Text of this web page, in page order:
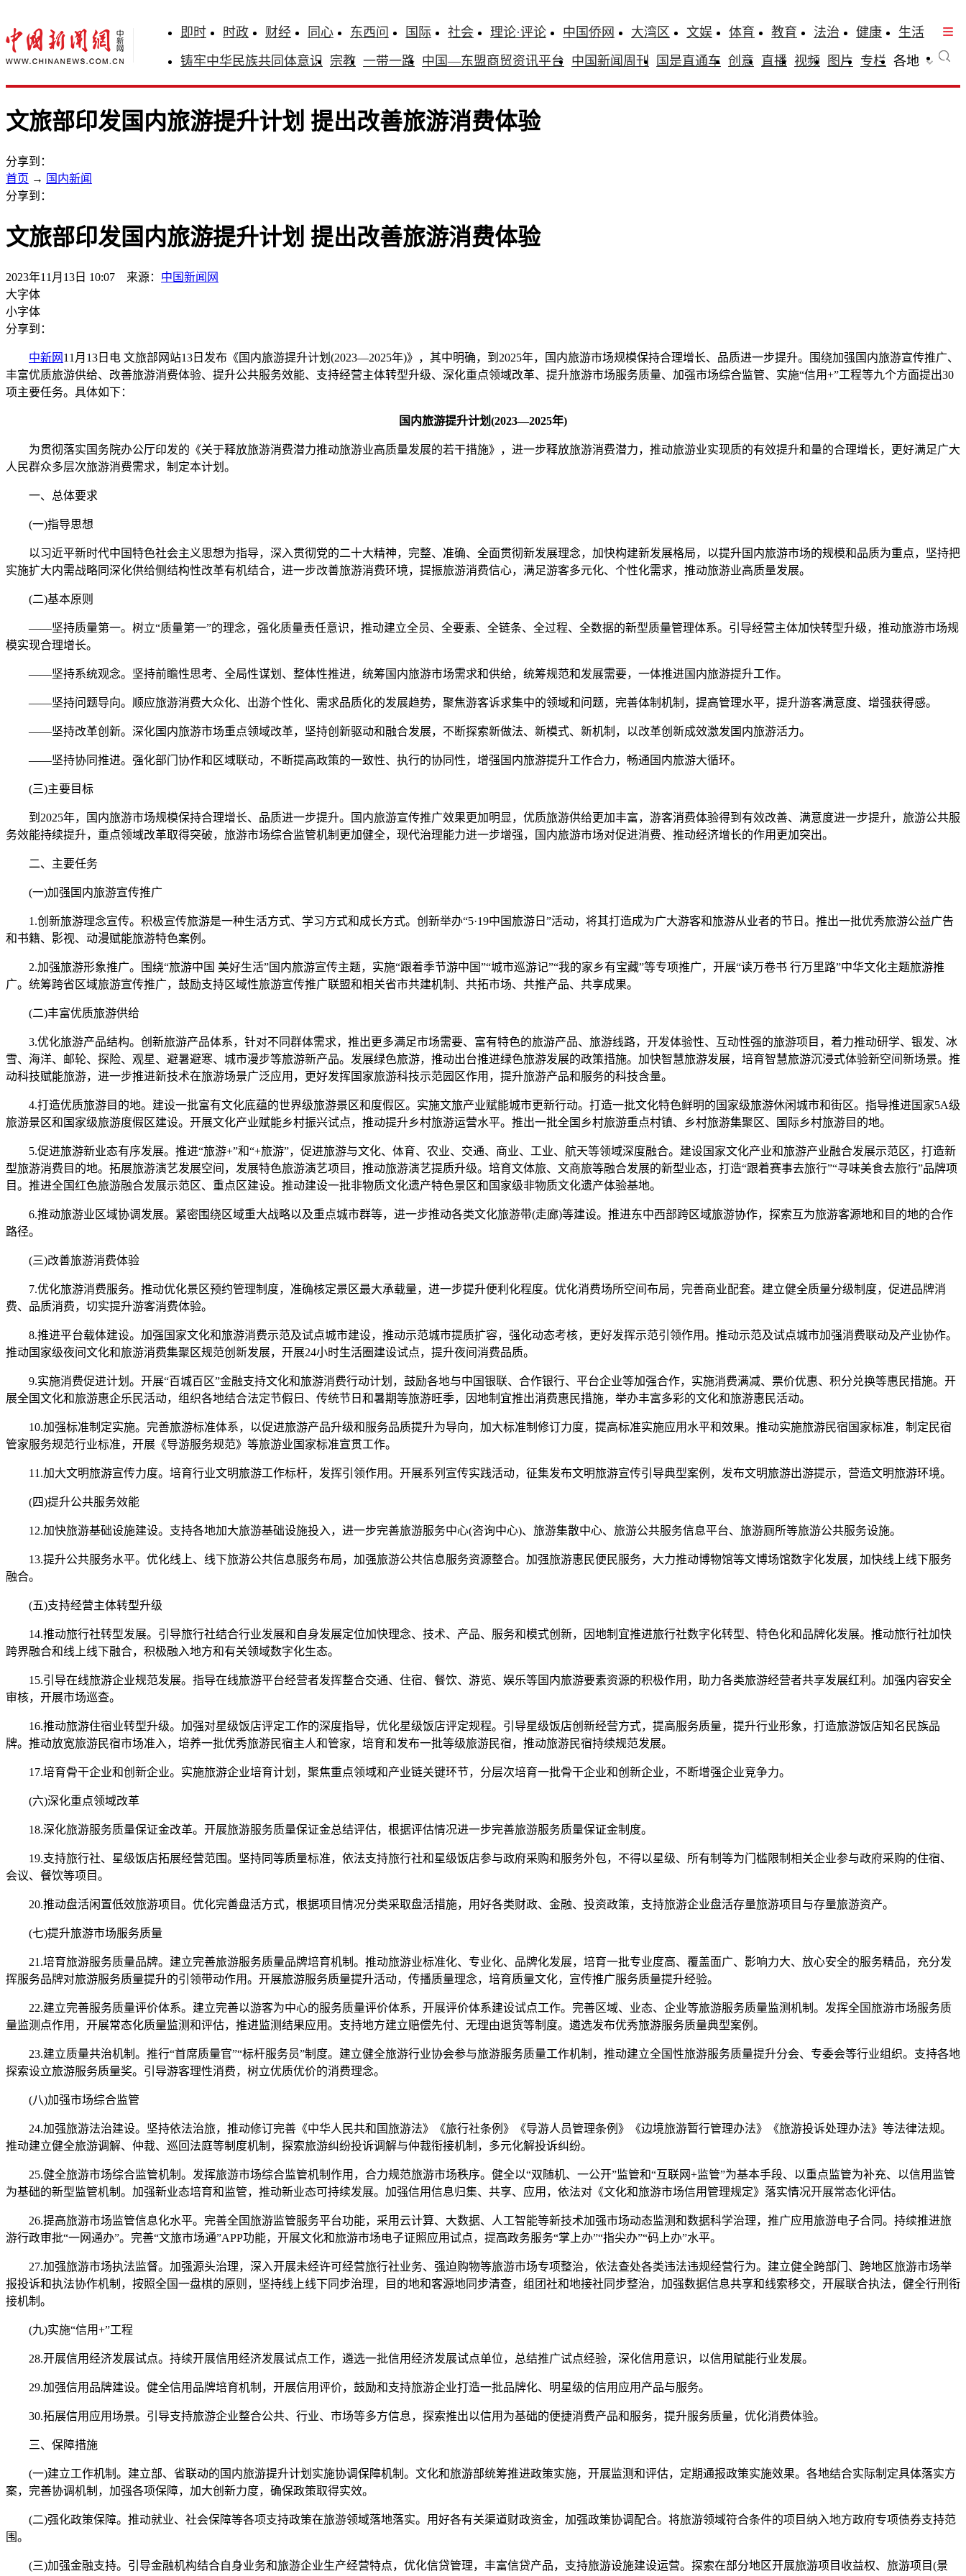
即时 时政 财经 同心 东西问 国际 社会 理论·评论 中国侨网 大湾区 文娱 体育 教育 法治 健康
生活
铸牢中华民族共同体意识 宗教 一带一路 中国—东盟商贸资讯平台 中国新闻周刊 国是直通车 创意 直播 视频 图片 专栏 各地
文旅部印发国内旅游提升计划 提出改善旅游消费体验
分享到：
首页 → 国内新闻
分享到：
文旅部印发国内旅游提升计划 提出改善旅游消费体验
2023年11月13日 10:07 来源： 中国新闻网
大字体
小字体
分享到：
中新网 11月13日电 文旅部网站13日发布《国内旅游提升计划(2023—2025年)》，其中明确，到2025年，国内旅游市场规模保持合理增长、品质进一步提升。围绕加强国内旅游宣传推广、
丰富优质旅游供给、改善旅游消费体验、提升公共服务效能、支持经营主体转型升级、深化重点领域改革、提升旅游市场服务质量、加强市场综合监管、实施“信用+”工程等九个方面提出30
项主要任务。具体如下：
国内旅游提升计划(2023—2025年)
为贯彻落实国务院办公厅印发的《关于释放旅游消费潜力推动旅游业高质量发展的若干措施》，进一步释放旅游消费潜力，推动旅游业实现质的有效提升和量的合理增长，更好满足广大
人民群众多层次旅游消费需求，制定本计划。
一、总体要求
(一)指导思想
以习近平新时代中国特色社会主义思想为指导，深入贯彻党的二十大精神，完整、准确、全面贯彻新发展理念，加快构建新发展格局，以提升国内旅游市场的规模和品质为重点，坚持把
实施扩大内需战略同深化供给侧结构性改革有机结合，进一步改善旅游消费环境，提振旅游消费信心，满足游客多元化、个性化需求，推动旅游业高质量发展。
(二)基本原则
——坚持质量第一。树立“质量第一”的理念，强化质量责任意识，推动建立全员、全要素、全链条、全过程、全数据的新型质量管理体系。引导经营主体加快转型升级，推动旅游市场规
模实现合理增长。
——坚持系统观念。坚持前瞻性思考、全局性谋划、整体性推进，统筹国内旅游市场需求和供给，统筹规范和发展需要，一体推进国内旅游提升工作。
——坚持问题导向。顺应旅游消费大众化、出游个性化、需求品质化的发展趋势，聚焦游客诉求集中的领域和问题，完善体制机制，提高管理水平，提升游客满意度、增强获得感。
——坚持改革创新。深化国内旅游市场重点领域改革，坚持创新驱动和融合发展，不断探索新做法、新模式、新机制，以改革创新成效激发国内旅游活力。
——坚持协同推进。强化部门协作和区域联动，不断提高政策的一致性、执行的协同性，增强国内旅游提升工作合力，畅通国内旅游大循环。
(三)主要目标
到2025年，国内旅游市场规模保持合理增长、品质进一步提升。国内旅游宣传推广效果更加明显，优质旅游供给更加丰富，游客消费体验得到有效改善、满意度进一步提升，旅游公共服
务效能持续提升，重点领域改革取得突破，旅游市场综合监管机制更加健全，现代治理能力进一步增强，国内旅游市场对促进消费、推动经济增长的作用更加突出。
二、主要任务
(一)加强国内旅游宣传推广
1.创新旅游理念宣传。积极宣传旅游是一种生活方式、学习方式和成长方式。创新举办“5·19中国旅游日”活动，将其打造成为广大游客和旅游从业者的节日。推出一批优秀旅游公益广告
和书籍、影视、动漫赋能旅游特色案例。
2.加强旅游形象推广。围绕“旅游中国 美好生活”国内旅游宣传主题，实施“跟着季节游中国”“城市巡游记”“我的家乡有宝藏”等专项推广，开展“读万卷书 行万里路”中华文化主题旅游推
广。统筹跨省区域旅游宣传推广，鼓励支持区域性旅游宣传推广联盟和相关省市共建机制、共拓市场、共推产品、共享成果。
(二)丰富优质旅游供给
3.优化旅游产品结构。创新旅游产品体系，针对不同群体需求，推出更多满足市场需要、富有特色的旅游产品、旅游线路，开发体验性、互动性强的旅游项目，着力推动研学、银发、冰
雪、海洋、邮轮、探险、观星、避暑避寒、城市漫步等旅游新产品。发展绿色旅游，推动出台推进绿色旅游发展的政策措施。加快智慧旅游发展，培育智慧旅游沉浸式体验新空间新场景。推
动科技赋能旅游，进一步推进新技术在旅游场景广泛应用，更好发挥国家旅游科技示范园区作用，提升旅游产品和服务的科技含量。
4.打造优质旅游目的地。建设一批富有文化底蕴的世界级旅游景区和度假区。实施文旅产业赋能城市更新行动。打造一批文化特色鲜明的国家级旅游休闲城市和街区。指导推进国家5A级
旅游景区和国家级旅游度假区建设。开展文化产业赋能乡村振兴试点，推动提升乡村旅游运营水平。推出一批全国乡村旅游重点村镇、乡村旅游集聚区、国际乡村旅游目的地。
5.促进旅游新业态有序发展。推进“旅游+”和“+旅游”，促进旅游与文化、体育、农业、交通、商业、工业、航天等领域深度融合。建设国家文化产业和旅游产业融合发展示范区，打造新
型旅游消费目的地。拓展旅游演艺发展空间，发展特色旅游演艺项目，推动旅游演艺提质升级。培育文体旅、文商旅等融合发展的新型业态，打造“跟着赛事去旅行”“寻味美食去旅行”品牌项
目。推进全国红色旅游融合发展示范区、重点区建设。推动建设一批非物质文化遗产特色景区和国家级非物质文化遗产体验基地。
6.推动旅游业区域协调发展。紧密围绕区域重大战略以及重点城市群等，进一步推动各类文化旅游带(走廊)等建设。推进东中西部跨区域旅游协作，探索互为旅游客源地和目的地的合作
路径。
(三)改善旅游消费体验
7.优化旅游消费服务。推动优化景区预约管理制度，准确核定景区最大承载量，进一步提升便利化程度。优化消费场所空间布局，完善商业配套。建立健全质量分级制度，促进品牌消
费、品质消费，切实提升游客消费体验。
8.推进平台载体建设。加强国家文化和旅游消费示范及试点城市建设，推动示范城市提质扩容，强化动态考核，更好发挥示范引领作用。推动示范及试点城市加强消费联动及产业协作。
推动国家级夜间文化和旅游消费集聚区规范创新发展，开展24小时生活圈建设试点，提升夜间消费品质。
9.实施消费促进计划。开展“百城百区”金融支持文化和旅游消费行动计划，鼓励各地与中国银联、合作银行、平台企业等加强合作，实施消费满减、票价优惠、积分兑换等惠民措施。开
展全国文化和旅游惠企乐民活动，组织各地结合法定节假日、传统节日和暑期等旅游旺季，因地制宜推出消费惠民措施，举办丰富多彩的文化和旅游惠民活动。
10.加强标准制定实施。完善旅游标准体系，以促进旅游产品升级和服务品质提升为导向，加大标准制修订力度，提高标准实施应用水平和效果。推动实施旅游民宿国家标准，制定民宿
管家服务规范行业标准，开展《导游服务规范》等旅游业国家标准宣贯工作。
11.加大文明旅游宣传力度。培育行业文明旅游工作标杆，发挥引领作用。开展系列宣传实践活动，征集发布文明旅游宣传引导典型案例，发布文明旅游出游提示，营造文明旅游环境。
(四)提升公共服务效能
12.加快旅游基础设施建设。支持各地加大旅游基础设施投入，进一步完善旅游服务中心(咨询中心)、旅游集散中心、旅游公共服务信息平台、旅游厕所等旅游公共服务设施。
13.提升公共服务水平。优化线上、线下旅游公共信息服务布局，加强旅游公共信息服务资源整合。加强旅游惠民便民服务，大力推动博物馆等文博场馆数字化发展，加快线上线下服务
融合。
(五)支持经营主体转型升级
14.推动旅行社转型发展。引导旅行社结合行业发展和自身发展定位加快理念、技术、产品、服务和模式创新，因地制宜推进旅行社数字化转型、特色化和品牌化发展。推动旅行社加快
跨界融合和线上线下融合，积极融入地方和有关领域数字化生态。
15.引导在线旅游企业规范发展。指导在线旅游平台经营者发挥整合交通、住宿、餐饮、游览、娱乐等国内旅游要素资源的积极作用，助力各类旅游经营者共享发展红利。加强内容安全
审核，开展市场巡查。
16.推动旅游住宿业转型升级。加强对星级饭店评定工作的深度指导，优化星级饭店评定规程。引导星级饭店创新经营方式，提高服务质量，提升行业形象，打造旅游饭店知名民族品
牌。推动放宽旅游民宿市场准入，培养一批优秀旅游民宿主人和管家，培育和发布一批等级旅游民宿，推动旅游民宿持续规范发展。
17.培育骨干企业和创新企业。实施旅游企业培育计划，聚焦重点领域和产业链关键环节，分层次培育一批骨干企业和创新企业，不断增强企业竞争力。
(六)深化重点领域改革
18.深化旅游服务质量保证金改革。开展旅游服务质量保证金总结评估，根据评估情况进一步完善旅游服务质量保证金制度。
19.支持旅行社、星级饭店拓展经营范围。坚持同等质量标准，依法支持旅行社和星级饭店参与政府采购和服务外包，不得以星级、所有制等为门槛限制相关企业参与政府采购的住宿、
会议、餐饮等项目。
20.推动盘活闲置低效旅游项目。优化完善盘活方式，根据项目情况分类采取盘活措施，用好各类财政、金融、投资政策，支持旅游企业盘活存量旅游项目与存量旅游资产。
(七)提升旅游市场服务质量
21.培育旅游服务质量品牌。建立完善旅游服务质量品牌培育机制。推动旅游业标准化、专业化、品牌化发展，培育一批专业度高、覆盖面广、影响力大、放心安全的服务精品，充分发
挥服务品牌对旅游服务质量提升的引领带动作用。开展旅游服务质量提升活动，传播质量理念，培育质量文化，宣传推广服务质量提升经验。
22.建立完善服务质量评价体系。建立完善以游客为中心的服务质量评价体系，开展评价体系建设试点工作。完善区域、业态、企业等旅游服务质量监测机制。发挥全国旅游市场服务质
量监测点作用，开展常态化质量监测和评估，推进监测结果应用。支持地方建立赔偿先付、无理由退货等制度。遴选发布优秀旅游服务质量典型案例。
23.建立质量共治机制。推行“首席质量官”“标杆服务员”制度。建立健全旅游行业协会参与旅游服务质量工作机制，推动建立全国性旅游服务质量提升分会、专委会等行业组织。支持各地
探索设立旅游服务质量奖。引导游客理性消费，树立优质优价的消费理念。
(八)加强市场综合监管
24.加强旅游法治建设。坚持依法治旅，推动修订完善《中华人民共和国旅游法》《旅行社条例》《导游人员管理条例》《边境旅游暂行管理办法》《旅游投诉处理办法》等法律法规。
推动建立健全旅游调解、仲裁、巡回法庭等制度机制，探索旅游纠纷投诉调解与仲裁衔接机制，多元化解投诉纠纷。
25.健全旅游市场综合监管机制。发挥旅游市场综合监管机制作用，合力规范旅游市场秩序。健全以“双随机、一公开”监管和“互联网+监管”为基本手段、以重点监管为补充、以信用监管
为基础的新型监管机制。加强新业态培育和监管，推动新业态可持续发展。加强信用信息归集、共享、应用，依法对《文化和旅游市场信用管理规定》落实情况开展常态化评估。
26.提高旅游市场监管信息化水平。完善全国旅游监管服务平台功能，采用云计算、大数据、人工智能等新技术加强市场动态监测和数据科学治理，推广应用旅游电子合同。持续推进旅
游行政审批“一网通办”。完善“文旅市场通”APP功能，开展文化和旅游市场电子证照应用试点，提高政务服务“掌上办”“指尖办”“码上办”水平。
27.加强旅游市场执法监督。加强源头治理，深入开展未经许可经营旅行社业务、强迫购物等旅游市场专项整治，依法查处各类违法违规经营行为。建立健全跨部门、跨地区旅游市场举
报投诉和执法协作机制，按照全国一盘棋的原则，坚持线上线下同步治理，目的地和客源地同步清查，组团社和地接社同步整治，加强数据信息共享和线索移交，开展联合执法，健全行刑衔
接机制。
(九)实施“信用+”工程
28.开展信用经济发展试点。持续开展信用经济发展试点工作，遴选一批信用经济发展试点单位，总结推广试点经验，深化信用意识，以信用赋能行业发展。
29.加强信用品牌建设。健全信用品牌培育机制，开展信用评价，鼓励和支持旅游企业打造一批品牌化、明星级的信用应用产品与服务。
30.拓展信用应用场景。引导支持旅游企业整合公共、行业、市场等多方信息，探索推出以信用为基础的便捷消费产品和服务，提升服务质量，优化消费体验。
三、保障措施
(一)建立工作机制。建立部、省联动的国内旅游提升计划实施协调保障机制。文化和旅游部统筹推进政策实施，开展监测和评估，定期通报政策实施效果。各地结合实际制定具体落实方
案，完善协调机制，加强各项保障，加大创新力度，确保政策取得实效。
(二)强化政策保障。推动就业、社会保障等各项支持政策在旅游领域落地落实。用好各有关渠道财政资金，加强政策协调配合。将旅游领域符合条件的项目纳入地方政府专项债券支持范
围。
(三)加强金融支持。引导金融机构结合自身业务和旅游企业生产经营特点，优化信贷管理，丰富信贷产品，支持旅游设施建设运营。探索在部分地区开展旅游项目收益权、旅游项目(景